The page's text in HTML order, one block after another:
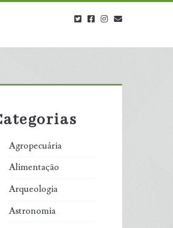
twitterfacebookinstagram
Agropecuária
Alimentação
Arqueologia
Astronomia